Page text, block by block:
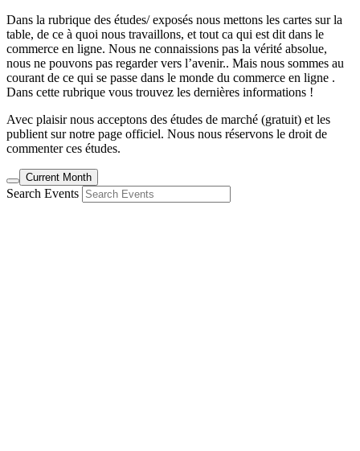
Dans la rubrique des études/ exposés nous mettons les cartes sur la
table, de ce à quoi nous travaillons, et tout ca qui est dit dans le
commerce en ligne. Nous ne connaissions pas la vérité absolue,
nous ne pouvons pas regarder vers l’avenir.. Mais nous sommes au
courant de ce qui se passe dans le monde du commerce en ligne .
Dans cette rubrique vous trouvez les dernières informations !
Avec plaisir nous acceptons des études de marché (gratuit) et les
publient sur notre page officiel. Nous nous réservons le droit de
commenter ces études.
Current Month
Search Events